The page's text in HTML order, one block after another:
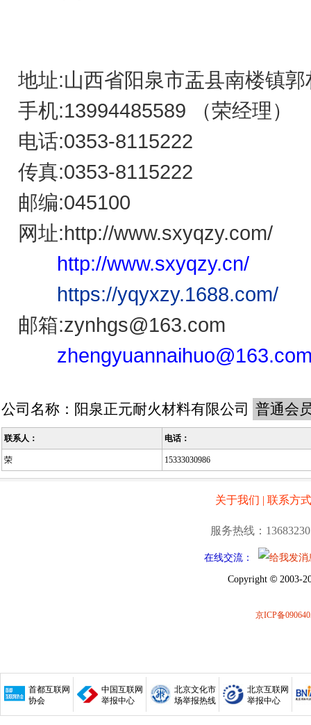
地址:山西省阳泉市盂县南楼镇
手机:13994485589 （荣经理）
电话:0353-8115222
传真:0353-8115222
邮编:045100
网址:http://www.sxyqzy.com/
http://www.sxyqzy.cn/
https://yqyxzy.1688.com/
邮箱:zynhgs@163.com
公司名称： 阳泉正元耐火材料有限公司 普通会
联系人： 电话：
荣 15333030986
关于我们 | 联系方式
服务热线：
在线交流：
Copyright © 2003-
京ICP备
首都互联网
协会
中国互联网
举报中心
北京文化市
场举报热线
北京互联网
举报中心